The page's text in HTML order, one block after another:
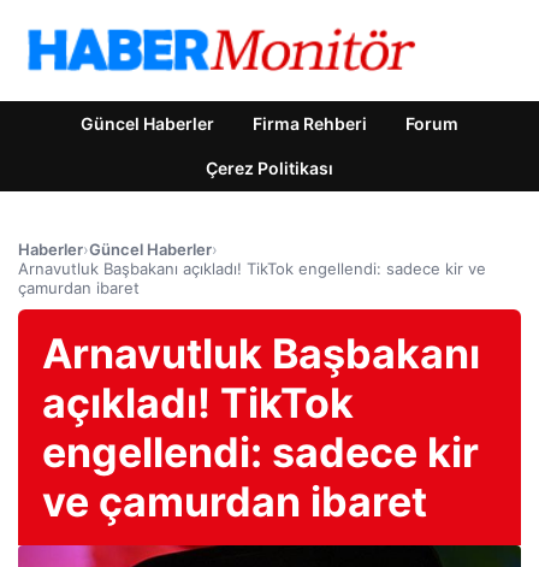
Güncel Haberler Firma Rehberi Forum
Çerez Politikası
Haberler›Güncel Haberler›
Arnavutluk Başbakanı açıkladı! TikTok engellendi: sadece kir ve
çamurdan ibaret
Arnavutluk Başbakanı
açıkladı! TikTok
engellendi: sadece kir
ve çamurdan ibaret